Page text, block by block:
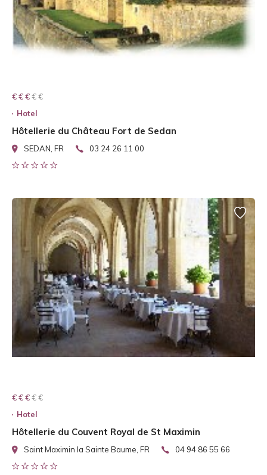
€ € € € €
€ € €
Hotel
Hôtellerie du Château Fort de Sedan
SEDAN, FR 03 24 26 11 00
€ € € € €
€ € €
Hotel
Hôtellerie du Couvent Royal de St Maximin
Saint Maximin la Sainte Baume, FR 04 94 86 55 66